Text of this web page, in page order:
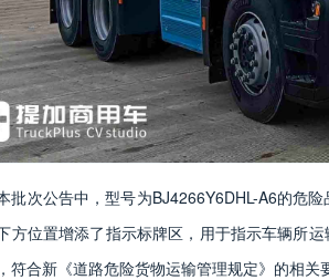
批次公告中，型号为BJ4266Y6DHL-A6的危
方位置增添了指示标牌区，用于指示车辆所
符合新《道路危险货物运输管理规定》的相关